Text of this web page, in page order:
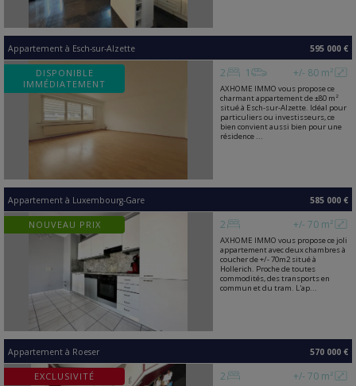
Appartement à Esch-sur-Alzette 595 000 €
DISPONIBLE
IMMÉDIATEMENT
+/- 80 m²
2 1
AXHOME IMMO vous propose ce
charmant appartement de ±80 m²
situé à Esch-sur-Alzette. Idéal pour
particuliers ou investisseurs, ce
bien convient aussi bien pour une
résidence ...
Appartement à Luxembourg-Gare 585 000 €
NOUVEAU PRIX +/- 70 m²
2
AXHOME IMMO vous propose ce joli
appartement avec deux chambres à
coucher de +/- 70m2 situé à
Hollerich. Proche de toutes
commodités, des transports en
commun et du tram. L'ap...
Appartement à Roeser 570 000 €
EXCLUSIVITÉ +/- 70 m²
2